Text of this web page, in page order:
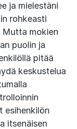
ja mielestäni
rohkeasti
mokien
puolin ja
pitää
keskustelua
esihenkilön
itsenäisen